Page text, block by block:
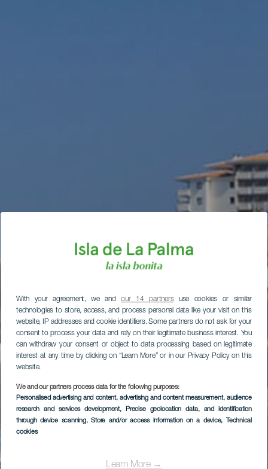
With your agreement, we andour 14 partnersuse cookies or similar
technologies to store, access, and process personal data like your visit on this
website, IP addresses and cookie identifiers. Some partners do not ask for your
consent to process your data and rely on their legitimate business interest. You
can withdraw your consent or object to data processing based on legitimate
interest at any time by clicking on “Learn More” or in our Privacy Policy on this
website.
We and our partners process data for the following purposes:
Personalised advertising and content, advertising and content measurement, audience
research and services development, Precise geolocation data, and identification
through device scanning, Store and/or access information on a device, Technical
cookies
Learn More →